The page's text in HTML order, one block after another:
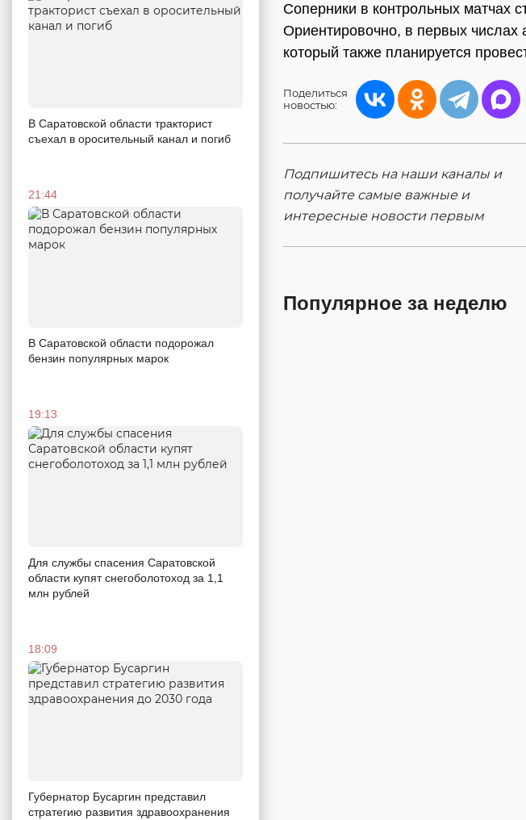
В Саратовской области тракторист
съехал в оросительный канал и погиб
21:44
В Саратовской области подорожал
бензин популярных марок
19:13
Для службы спасения Саратовской
области купят снегоболотоход за 1,1
млн рублей
18:09
Губернатор Бусаргин представил
стратегию развития здравоохранения
Соперники в контрольных матчах
Ориентировочно, в первых числах
который также планируется
Поделиться
новостью:
Подпишитесь на наши каналы и
получайте самые важные и
интересные новости первым
Популярное за неделю